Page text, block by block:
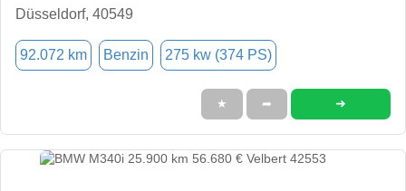
Düsseldorf, 40549
92.072 km Benzin 275 kw (374 PS)
★ ➦ ➜